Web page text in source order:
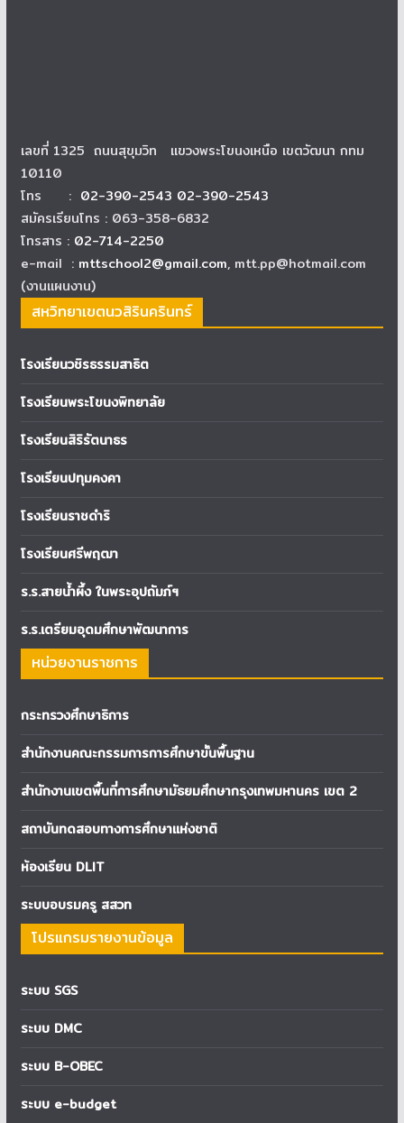
เลขที่ 1325 ถนนสุขุมวิท แขวงพระโขนงเหนือ เขตวัฒนา กทม
10110
โทร : 02-390-2543 02-390-2543
สมัครเรียนโทร : 063-358-6832
โทรสาร : 02-714-2250
e-mail : mttschool2@gmail.com, mtt.pp@hotmail.com
(งานแผนงาน)
สหวิทยาเขตนวสิรินครินทร์
โรงเรียนวชิรธรรมสาธิต
โรงเรียนพระโขนงพิทยาลัย
โรงเรียนสิริรัตนาธร
โรงเรียนปทุมคงคา
โรงเรียนราชดำริ
โรงเรียนศรีพฤฒา
ร.ร.สายน้ำผึ้ง ในพระอุปถัมภ์ฯ
ร.ร.เตรียมอุดมศึกษาพัฒนาการ
หน่วยงานราชการ
กระทรวงศึกษาธิการ
สำนักงานคณะกรรมการการศึกษาขั้นพื้นฐาน
สำนักงานเขตพื้นที่การศึกษามัธยมศึกษากรุงเทพมหานคร เขต 2
สถาบันทดสอบทางการศึกษาแห่งชาติ
ห้องเรียน DLIT
ระบบอบรมครู สสวท
โปรแกรมรายงานข้อมูล
ระบบ SGS
ระบบ DMC
ระบบ B-OBEC
ระบบ e-budget